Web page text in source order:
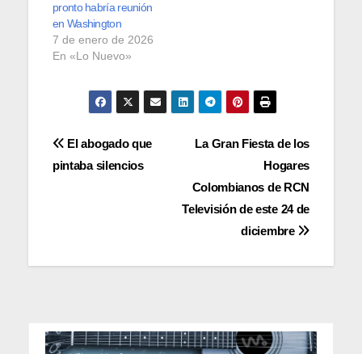
pronto habría reunión
en Washington
7 de enero de 2026
En «Lo Nuevo»
Navegación
de
La Gran Fiesta de los
Hogares
Colombianos de RCN
Televisión de este 24 de
diciembre
El abogado que
pintaba silencios